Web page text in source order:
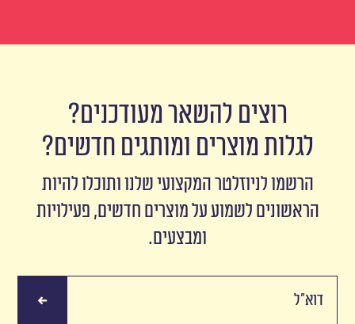
רוצים להשאר מעודכנים?
לגלות מוצרים ומותגים חדשים?
הרשמו לניוזלטר המקצועי שלנו ותוכלו להיות
הראשונים לשמוע על מוצרים חדשים, פעילויות
ומבצעים.